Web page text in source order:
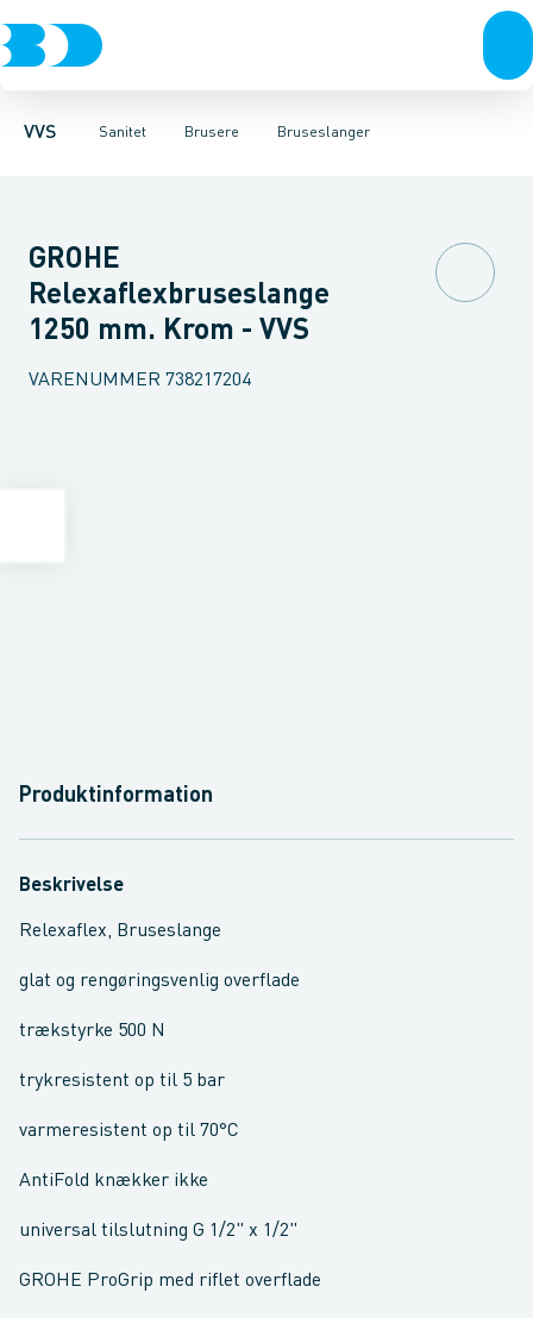
VVS Sanitet
Rør & fittingsPressfittings & rørKuglehaner & ventiler
Brusere
Toiletter, sæder og cisterner VaskeArmaturer
Bruseslanger
HåndbrusereBruseslanger BrusesætBrusestænger
GROHE
Relexaflexbruseslange
1250 mm. Krom - VVS
VARENUMMER 738217204
Produktinformation
Beskrivelse
Relexaflex, Bruseslange
glat og rengøringsvenlig overflade
trækstyrke 500 N
trykresistent op til 5 bar
varmeresistent op til 70°C
AntiFold knækker ikke
universal tilslutning G 1/2" x 1/2"
GROHE ProGrip med riflet overflade